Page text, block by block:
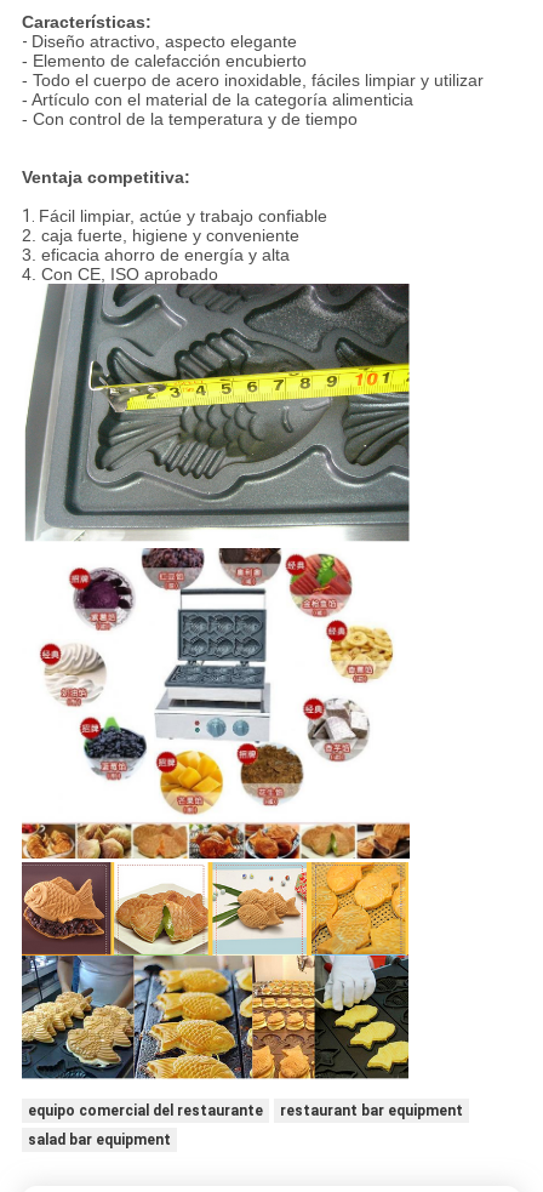
Características:
- Diseño atractivo, aspecto elegante
- Elemento de calefacción encubierto
- Todo el cuerpo de acero inoxidable, fáciles limpiar y utilizar
- Artículo con el material de la categoría alimenticia
- Con control de la temperatura y de tiempo
Ventaja competitiva:
1. Fácil limpiar, actúe y trabajo confiable
2. caja fuerte, higiene y conveniente
3. eficacia ahorro de energía y alta
4. Con CE, ISO aprobado
equipo comercial del restaurante
restaurant bar equipment
salad bar equipment